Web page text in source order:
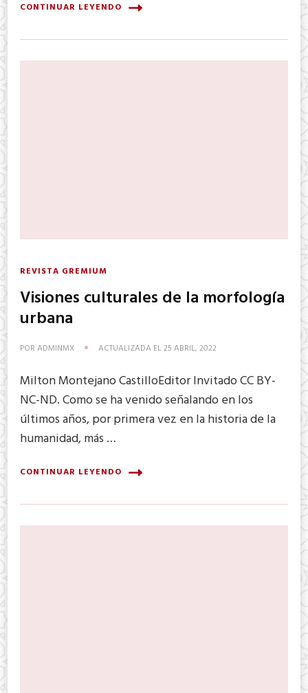
CONTINUAR LEYENDO
REVISTA GREMIUM
Visiones culturales de la morfología
urbana
POR ADMINMX ACTUALIZADA EL25 ABRIL, 2022
Milton Montejano CastilloEditor Invitado CC BY-
NC-ND. Como se ha venido señalando en los
últimos años, por primera vez en la historia de la
humanidad, más …
CONTINUAR LEYENDO